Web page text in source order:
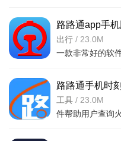
路路通app手
版
出行 / 23.0M
路路通手机时
工具 / 23.0M